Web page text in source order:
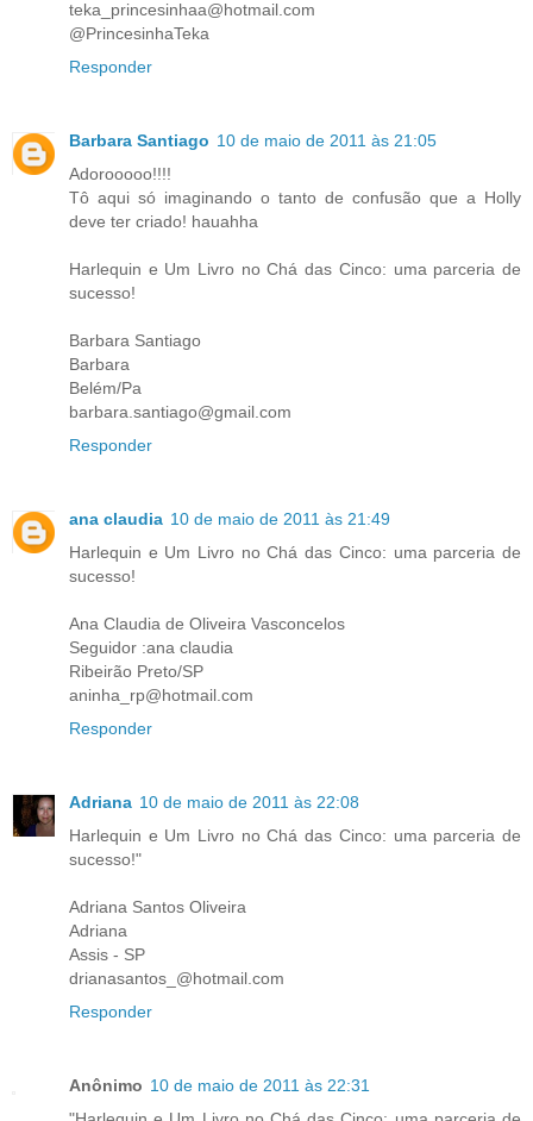
teka_princesinhaa@hotmail.com
@PrincesinhaTeka
Responder
Barbara Santiago 10 de maio de 2011 às 21:05
Adorooooo!!!!
Tô aqui só imaginando o tanto de confusão que a Holly
deve ter criado! hauahha
Harlequin e Um Livro no Chá das Cinco: uma parceria de
sucesso!
Barbara Santiago
Barbara
Belém/Pa
barbara.santiago@gmail.com
Responder
ana claudia 10 de maio de 2011 às 21:49
Harlequin e Um Livro no Chá das Cinco: uma parceria de
sucesso!
Ana Claudia de Oliveira Vasconcelos
Seguidor :ana claudia
Ribeirão Preto/SP
aninha_rp@hotmail.com
Responder
Adriana 10 de maio de 2011 às 22:08
Harlequin e Um Livro no Chá das Cinco: uma parceria de
sucesso!"
Adriana Santos Oliveira
Adriana
Assis - SP
drianasantos_@hotmail.com
Responder
Anônimo 10 de maio de 2011 às 22:31